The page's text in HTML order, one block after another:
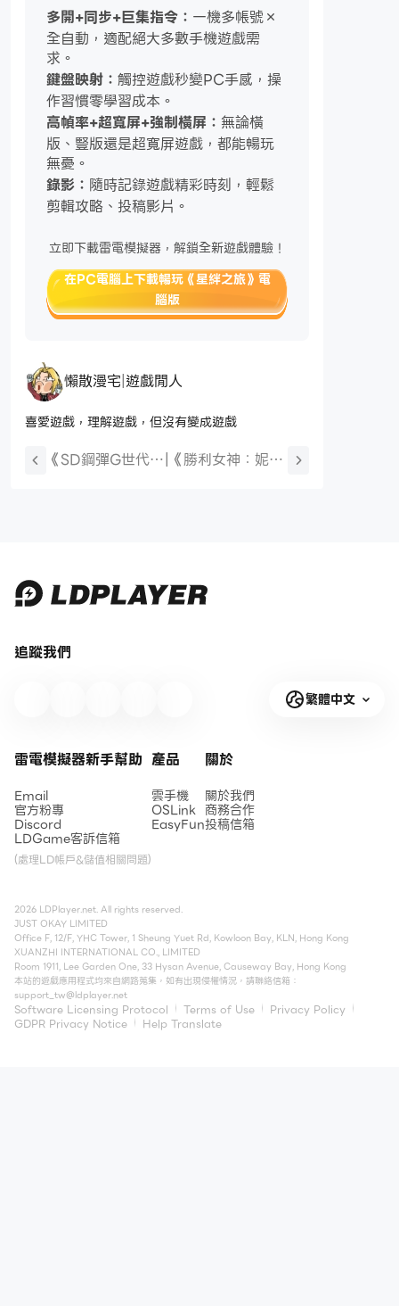
多開+同步+巨集指令： 一機多帳號×
全自動，適配絕大多數手機遊戲需
求。
鍵盤映射： 觸控遊戲秒變PC手感，操
作習慣零學習成本。
高幀率+超寬屏+強制橫屏： 無論橫
版、豎版還是超寬屏遊戲，都能暢玩
無憂。
錄影： 隨時記錄遊戲精彩時刻，輕鬆
剪輯攻略、投稿影片。
立即下載雷電模擬器，解鎖全新遊戲體驗！
在PC電腦上下載暢玩《星絆之旅》電
腦版
懶散漫宅|遊戲閒人
喜愛遊戲，理解遊戲，但沒有變成遊戲
《SD鋼彈G世代永| 《勝利女神：妮
追蹤我們
繁體中文
雷電模擬器新手幫助
Email
官方粉專
Discord
LDGame客訴信箱
(處理LD帳戶&儲值相關問題)
產品
雲手機
OSLink
EasyFun
關於
關於我們
商務合作
投稿信箱
2026 LDPlayer.net. All rights reserved.
JUST OKAY LIMITED
Office F, 12/F, YHC Tower, 1 Sheung Yuet Rd, Kowloon Bay, KLN, Hong Kong
XUANZHI INTERNATIONAL CO., LIMITED
Room 1911, Lee Garden One, 33 Hysan Avenue, Causeway Bay, Hong Kong
本站的遊戲應用程式均來自網路蒐集，如有出現侵權情況，請聯絡信箱：
support_tw@ldplayer.net
Software Licensing Protocol Terms of Use
Privacy Policy
GDPR Privacy Notice
Help Translate